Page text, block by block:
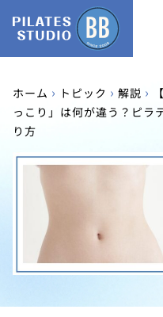
ホーム › トピック › 解説 ›
っこり」は何が違う？ピラ
り方